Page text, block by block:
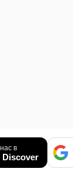
в
Discover